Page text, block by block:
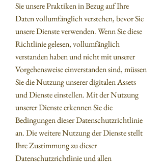
Sie unsere Praktiken in Bezug auf Ihre
Daten vollumfänglich verstehen, bevor Sie
unsere Dienste verwenden. Wenn Sie diese
Richtlinie gelesen, vollumfänglich
verstanden haben und nicht mit unserer
Vorgehensweise einverstanden sind, müssen
Sie die Nutzung unserer digitalen Assets
und Dienste einstellen. Mit der Nutzung
unserer Dienste erkennen Sie die
Bedingungen dieser Datenschutzrichtlinie
an. Die weitere Nutzung der Dienste stellt
Ihre Zustimmung zu dieser
Datenschutzrichtlinie und allen